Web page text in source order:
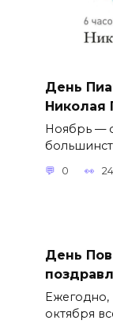
День
Николая
Ноябрь —
0 24
День
Ежегодно,
октября